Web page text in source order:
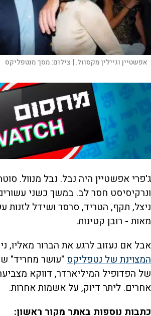
אפשטיין וגיילין מקסוול. | צילום:מסך מנטפליקס
ג'פרי אפשטיין היה נבל. נבל מנוול.
ונרקיסיסט חסר לב. במשך כשני
ניצל, תקף, הטריד, סרסר ושידל לזנות
מאות - רובן קטינות.
אבל אם נעזוב לרגע את הברור מאליו,
המצוינת של נטפליקס "עושר מחריד"
של הפדופיל המיליארדר, דווקא
אחרים. ליתר דיוק, על אשמות אחרות.
כתבות נוספות באתר מקור ראשון: